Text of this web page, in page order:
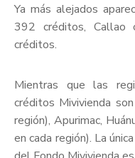
Ya más alejados
392 créditos,
créditos.
Mientras que las
créditos Mivivienda
región), Apurimac,
en cada región). La